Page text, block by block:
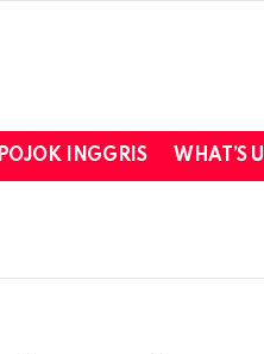
POJOK INGGRIS WHAT’S